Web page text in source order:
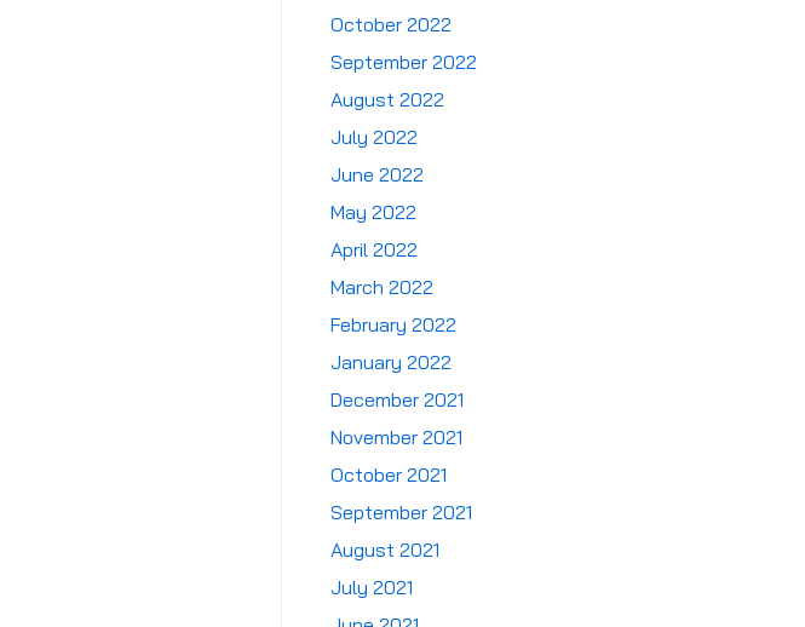
October 2022
September 2022
August 2022
July 2022
June 2022
May 2022
April 2022
March 2022
February 2022
January 2022
December 2021
November 2021
October 2021
September 2021
August 2021
July 2021